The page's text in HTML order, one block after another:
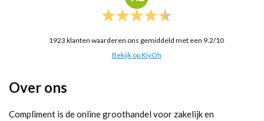
1923 klanten waarderen ons gemiddeld met een 9.2/10
Bekijk op KiyOh
Over ons
Compliment is de online groothandel voor zakelijk en